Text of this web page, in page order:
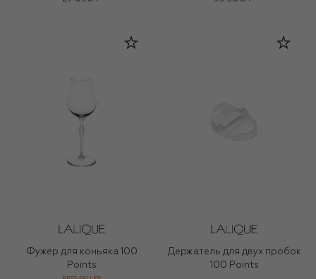
Фужер для коньяка 100
Points
Держатель для двух пробок
100 Points